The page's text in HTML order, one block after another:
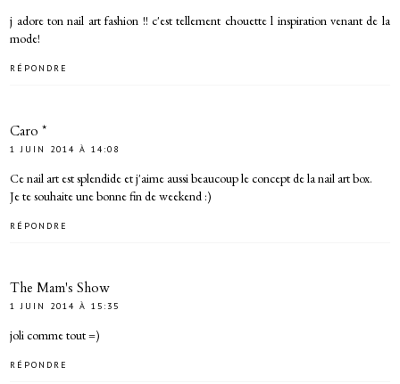
j adore ton nail art fashion !! c'est tellement chouette l inspiration venant de la
mode!
RÉPONDRE
Caro *
1 JUIN 2014 À 14:08
Ce nail art est splendide et j'aime aussi beaucoup le concept de la nail art box.
Je te souhaite une bonne fin de weekend :)
RÉPONDRE
The Mam's Show
1 JUIN 2014 À 15:35
joli comme tout =)
RÉPONDRE